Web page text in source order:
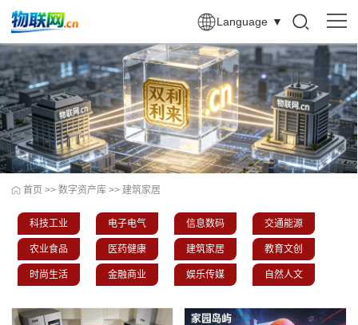
Language ▼
首页 >> 数字资产库 >> 建筑家居
科技工业 电子电气 信息数码 交通能源
农业食品 医药健康 建筑家居 教育文创
时尚生活 金融商业 娱乐传媒 自然人文